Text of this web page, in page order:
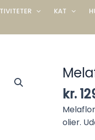
KAT
kr.
olier.